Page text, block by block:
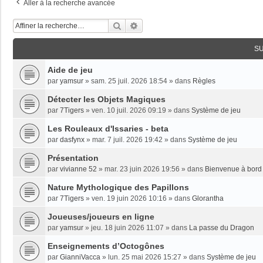
Aller à la recherche avancée
Rechercher
Aide de jeu
par yamsur » sam. 25 juil. 2026 18:54 » dans Règles
Détecter les Objets Magiques
par 7Tigers » ven. 10 juil. 2026 09:19 » dans Système de jeu
Les Rouleaux d'Issaries - beta
par dasfynx » mar. 7 juil. 2026 19:42 » dans Système de jeu
Présentation
par vivianne 52 » mar. 23 juin 2026 19:56 » dans Bienvenue à bord
Nature Mythologique des Papillons
par 7Tigers » ven. 19 juin 2026 10:16 » dans Glorantha
Joueuses/joueurs en ligne
par yamsur » jeu. 18 juin 2026 11:07 » dans La passe du Dragon
Enseignements dʼOctogônes
par GianniVacca » lun. 25 mai 2026 15:27 » dans Système de jeu